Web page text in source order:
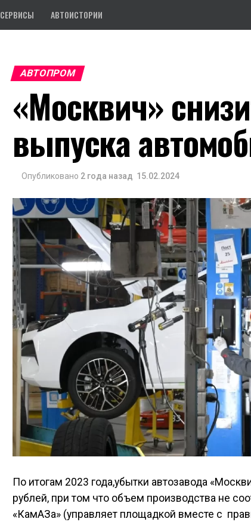
СЕРВИСЫ АВТОИСТОРИИ
АВТОПРОМ
«Москвич»
выпуска
Опубликовано 2 года назад 15.02.2024
По итогам 2023 года,убытки автозавода
рублей, при том что объем производства не
«КамАЗа» (управляет площадкой вместе с